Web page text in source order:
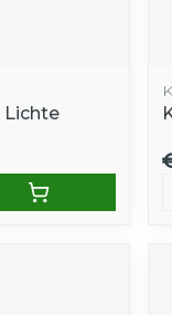
Lichte